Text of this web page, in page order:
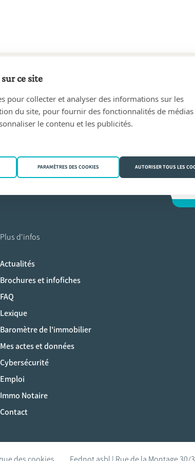
Desenfans, notaires associées(1000 Bruxelles)
Plus d'infos
Actualités
Brochures et infofiches
FAQ
Lexique
Baromètre de l'immobilier
Mes actes et données
Cybersécurité
Emploi
Immo Notaire
Contact
ce site
pour collecter et analyser des informations sur les
du site, pour fournir des fonctionnalités de médias
le contenu et les publicités.
PARAMÈTRES DES COOKIES AUTORISER TOUS LES